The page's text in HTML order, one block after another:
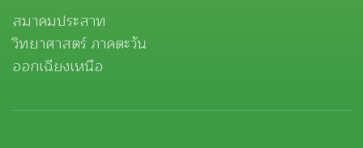
สมาคมประสาท
วิทยาศาสตร์ ภาคตะวัน
ออกเฉียงเหนือ